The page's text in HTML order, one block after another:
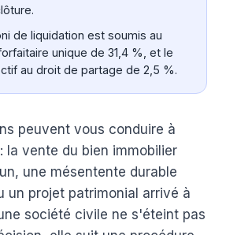
de liquidation est soumis au
unique de 31,4 %, et le
au droit de partage de 2,5 %.
peuvent vous conduire à
la vente du bien immobilier
une mésentente durable
un projet patrimonial arrivé à
société civile ne s'éteint pas